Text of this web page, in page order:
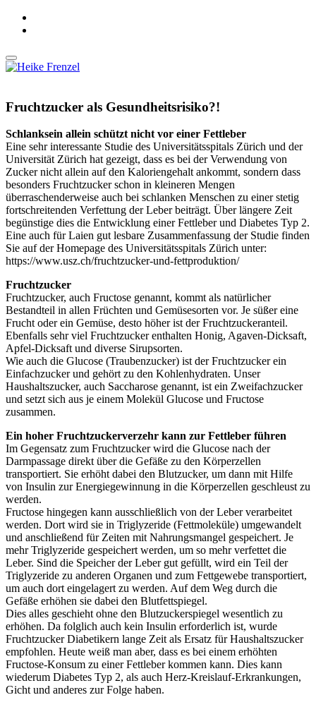
Fruchtzucker als Gesundheitsrisiko?!
Schlanksein allein schützt nicht vor einer Fettleber
Eine sehr interessante Studie des Universitätsspitals Zürich und der
Universität Zürich hat gezeigt, dass es bei der Verwendung von
Zucker nicht allein auf den Kaloriengehalt ankommt, sondern dass
besonders Fruchtzucker schon in kleineren Mengen
überraschenderweise auch bei schlanken Menschen zu einer stetig
fortschreitenden Verfettung der Leber beiträgt. Über längere Zeit
begünstige dies die Entwicklung einer Fettleber und Diabetes Typ 2.
Eine auch für Laien gut lesbare Zusammenfassung der Studie finden
Sie auf der Homepage des Universitätsspitals Zürich unter:
https://www.usz.ch/fruchtzucker-und-fettproduktion/
Fruchtzucker
Fruchtzucker, auch Fructose genannt, kommt als natürlicher
Bestandteil in allen Früchten und Gemüsesorten vor. Je süßer eine
Frucht oder ein Gemüse, desto höher ist der Fruchtzuckeranteil.
Ebenfalls sehr viel Fruchtzucker enthalten Honig, Agaven-Dicksaft,
Apfel-Dicksaft und diverse Sirupsorten.
Wie auch die Glucose (Traubenzucker) ist der Fruchtzucker ein
Einfachzucker und gehört zu den Kohlenhydraten. Unser
Haushaltszucker, auch Saccharose genannt, ist ein Zweifachzucker
und setzt sich aus je einem Molekül Glucose und Fructose
zusammen.
Ein hoher Fruchtzuckerverzehr kann zur Fettleber führen
Im Gegensatz zum Fruchtzucker wird die Glucose nach der
Darmpassage direkt über die Gefäße zu den Körperzellen
transportiert. Sie erhöht dabei den Blutzucker, um dann mit Hilfe
von Insulin zur Energiegewinnung in die Körperzellen geschleust zu
werden.
Fructose hingegen kann ausschließlich von der Leber verarbeitet
werden. Dort wird sie in Triglyzeride (Fettmoleküle) umgewandelt
und anschließend für Zeiten mit Nahrungsmangel gespeichert. Je
mehr Triglyzeride gespeichert werden, um so mehr verfettet die
Leber. Sind die Speicher der Leber gut gefüllt, wird ein Teil der
Triglyzeride zu anderen Organen und zum Fettgewebe transportiert,
um auch dort eingelagert zu werden. Auf dem Weg durch die
Gefäße erhöhen sie dabei den Blutfettspiegel.
Dies alles geschieht ohne den Blutzuckerspiegel wesentlich zu
erhöhen. Da folglich auch kein Insulin erforderlich ist, wurde
Fruchtzucker Diabetikern lange Zeit als Ersatz für Haushaltszucker
empfohlen. Heute weiß man aber, dass es bei einem erhöhten
Fructose-Konsum zu einer Fettleber kommen kann. Dies kann
wiederum Diabetes Typ 2, als auch Herz-Kreislauf-Erkrankungen,
Gicht und anderes zur Folge haben.